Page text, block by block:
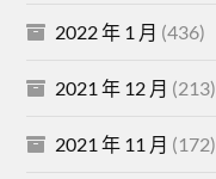
2022 年 1 月 (436)
2021 年 12 月 (213)
2021 年 11 月 (172)